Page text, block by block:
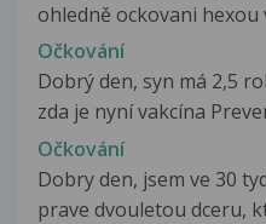
ohledně ockovani hexou
Očkování
Dobrý den, syn má 2,5
zda je nyní vakcína
Očkování
Dobry den, jsem ve 30
prave dvouletou dceru,